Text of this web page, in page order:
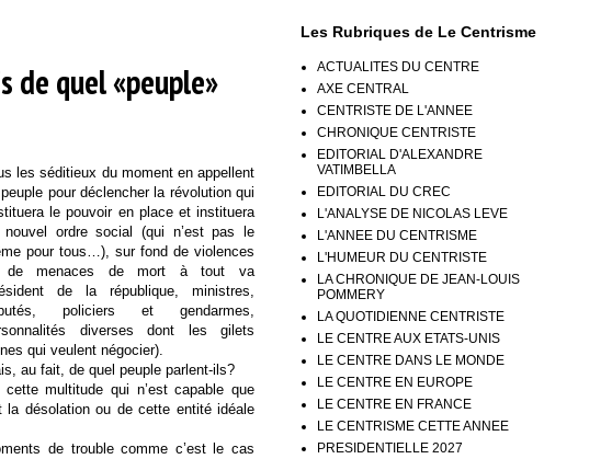
de quel «peuple»
les séditieux du moment en appellent
pour déclencher la révolution qui
le pouvoir en place et instituera
nouvel ordre social (qui n’est pas le
pour tous…), sur fond de violences
menaces de mort à tout va
de la république, ministres,
policiers et gendarmes,
diverses dont les gilets
qui veulent négocier).
au fait, de quel peuple parlent-ils?
cette multitude qui n’est capable que
désolation ou de cette entité idéale
de trouble comme c’est le cas
Les Rubriques de Le Centrisme
ACTUALITES DU CENTRE
AXE CENTRAL
CENTRISTE DE L'ANNEE
CHRONIQUE CENTRISTE
EDITORIAL D'ALEXANDRE
VATIMBELLA
EDITORIAL DU CREC
L'ANALYSE DE NICOLAS LEVE
L'ANNEE DU CENTRISME
L'HUMEUR DU CENTRISTE
LA CHRONIQUE DE JEAN-LOUIS
POMMERY
LA QUOTIDIENNE CENTRISTE
LE CENTRE AUX ETATS-UNIS
LE CENTRE DANS LE MONDE
LE CENTRE EN EUROPE
LE CENTRE EN FRANCE
LE CENTRISME CETTE ANNEE
PRESIDENTIELLE 2027